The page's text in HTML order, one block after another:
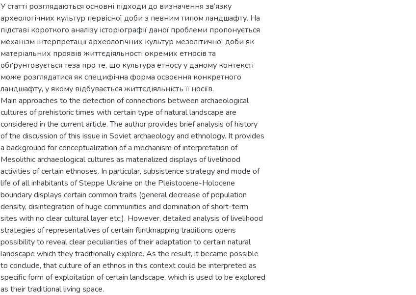
У статті розглядаються основні підходи до визначення зв’язку
археологічних культур первісної доби з певним типом ландшафту. На
підставі короткого аналізу історіографії даної проблеми пропонується
механізм інтерпретації археологічних культур мезолітичної доби як
матеріальних проявів життєдіяльності окремих етносів та
обґрунтовується теза про те, що культура етносу у даному контексті
може розглядатися як специфічна форма освоєння конкретного
ландшафту, у якому відбувається життєдіяльність її носіїв.
Main approaches to the detection of connections between archaeological
cultures of prehistoric times with certain type of natural landscape are
considered in the current article. The author provides brief analysis of history
of the discussion of this issue in Soviet archaeology and ethnology. It provides
a background for conceptualization of a mechanism of interpretation of
Mesolithic archaeological cultures as materialized displays of livelihood
activities of certain ethnoses. In particular, subsistence strategy and mode of
life of all inhabitants of Steppe Ukraine on the Pleistocene-Holocene
boundary displays certain common traits (general decrease of population
density, disintegration of huge communities and domination of short-term
sites with no clear cultural layer etc.). However, detailed analysis of livelihood
strategies of representatives of certain flintknapping traditions opens
possibility to reveal clear peculiarities of their adaptation to certain natural
landscape which they traditionally explore. As the result, it became possible
to conclude, that culture of an ethnos in this context could be interpreted as
specific form of exploitation of certain landscape, which is used to be explored
as their traditional living space.